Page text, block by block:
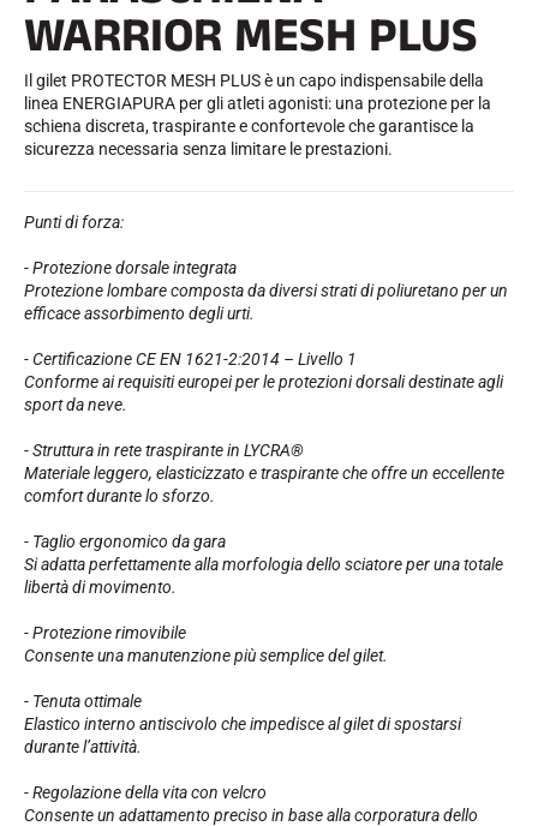
Tessili Sci nordico
Tessili per biciclette
Biancheria intima
Cura dei tessuti
Stile di vita
Borse
Kit completi
Cellule e rilevamento
Fotofinish
Display e orologio
Scheda VOLA e chiave di protezione
Suite SkiAlp
Msports Suite
Scoreboard-Pro
BICICLETTA DA MONTAGNA
MULTI-SPORT
WARRIOR MESH PLUS
Il gilet PROTECTOR MESH PLUS è un capo indispensabile della
linea ENERGIAPURA per gli atleti agonisti: una protezione per la
schiena discreta, traspirante e confortevole che garantisce la
sicurezza necessaria senza limitare le prestazioni.
Punti di forza:
- Protezione dorsale integrata
Protezione lombare composta da diversi strati di poliuretano per un
efficace assorbimento degli urti.
- Certificazione CE EN 1621-2:2014 – Livello 1
Conforme ai requisiti europei per le protezioni dorsali destinate agli
sport da neve.
- Struttura in rete traspirante in LYCRA®
Materiale leggero, elasticizzato e traspirante che offre un eccellente
comfort durante lo sforzo.
- Taglio ergonomico da gara
Si adatta perfettamente alla morfologia dello sciatore per una totale
libertà di movimento.
- Protezione rimovibile
Consente una manutenzione più semplice del gilet.
- Tenuta ottimale
Elastico interno antiscivolo che impedisce al gilet di spostarsi
durante l’attività.
- Regolazione della vita con velcro
Consente un adattamento preciso in base alla corporatura dello